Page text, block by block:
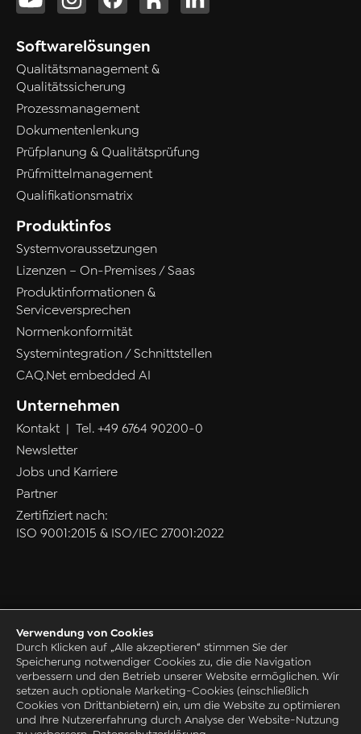
Softwarelösungen
Qualitätsmanagement &
Qualitätssicherung
Prozessmanagement
Dokumentenlenkung
Prüfplanung & Qualitätsprüfung
Prüfmittelmanagement
Qualifikationsmatrix
Produktinfos
Systemvoraussetzungen
Lizenzen – On-Premises / Saas
Produktinformationen &
Serviceversprechen
Normenkonformität
Systemintegration / Schnittstellen
CAQ.Net embedded AI
Unternehmen
Kontakt| Tel. +49 6764 90200-0
Newsletter
Jobs und Karriere
Partner
Zertifiziert nach:
ISO 9001:2015 & ISO/IEC 27001:2022
© 1993-2026 by CAQ AG Factory Systems
Grounding Page
Impressum
AGB
Datenschutz
Verwendung von Cookies
Durch Klicken auf „Alle akzeptieren“ stimmen Sie der
Speicherung notwendiger Cookies zu, die die Navigation
verbessern und den Betrieb unserer Website ermöglichen. Wir
setzen auch optionale Marketing-Cookies (einschließlich
Cookies von Drittanbietern) ein, um die Website zu optimieren
und Ihre Nutzererfahrung durch Analyse der Website-Nutzung